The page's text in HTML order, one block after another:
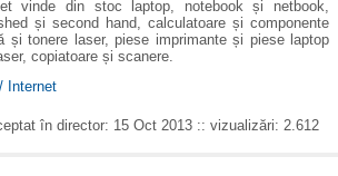
vinde din stoc laptop, notebook și netbook,
și second hand, calculatoare și componente
și tonere laser, piese imprimante și piese laptop
copiatoare și scanere.
Internet
în director: 15 Oct 2013 :: vizualizări: 2.612